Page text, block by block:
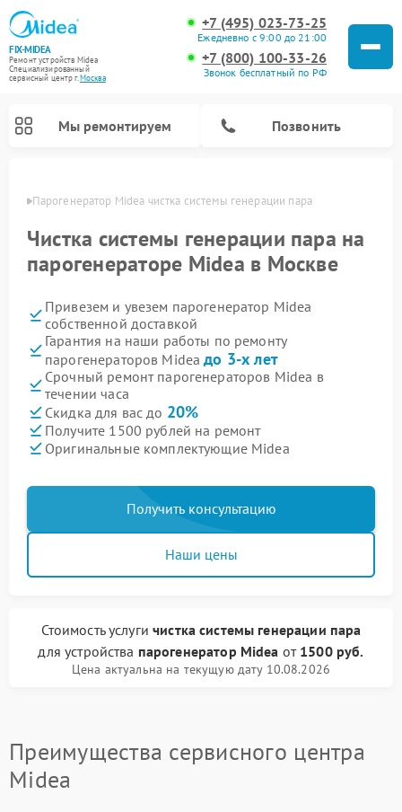
FIX-MIDEA
Ремонт устройств Midea
Специализированный
cервисный центр г.Москва
+7 (495) 023-73-25
Ежедневно с 9:00 до 21:00
+7 (800) 100-33-26
Звонок бесплатный по РФ
Мы ремонтируем Позвонить
Парогенератор Midea чистка системы генерации пара
Чистка системы генерации пара на
парогенераторе Midea в Москве
Привезем и увезем парогенератор Midea
собственной доставкой
Гарантия на наши работы по ремонту
парогенераторов Mideaдо 3-х лет
Срочный ремонт парогенераторов Midea в
течении часа
Скидка для вас до 20%
Получите 1500 рублей на ремонт
Оригинальные комплектующие Midea
Получить консультацию
Наши цены
Стоимость услугичистка системы генерации пара
для устройства парогенератор Midea от 1500 руб.
Цена актуальна на текущую дату 10.08.2026
Преимущества сервисного центра
Midea